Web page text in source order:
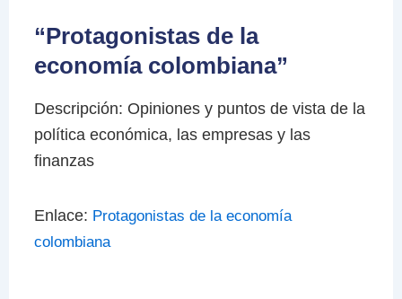
“Protagonistas de la
economía colombiana”
Descripción: Opiniones y puntos de vista de la
política económica, las empresas y las
finanzas
Enlace: Protagonistas de la economía
colombiana